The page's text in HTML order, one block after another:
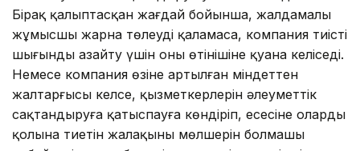
Бірақ қалыптасқан жағдай бойынша, жалдамалы
жұмысшы жарна төлеуді қаламаса, компания тиісті
шығынды азайту үшін оның өтінішіне қуана келіседі.
Немесе компания өзіне артылған міндеттен
жалтарғысы келсе, қызметкерлерін әлеуметтік
сақтандыруға қатыспауға көндіріп, есесіне олардың
қолына тиетін жалақының мөлшерін болмашы